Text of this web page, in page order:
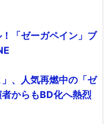
「ゼーガペイン」ブ
、人気再燃中の「ゼ
からもBD化へ熱烈